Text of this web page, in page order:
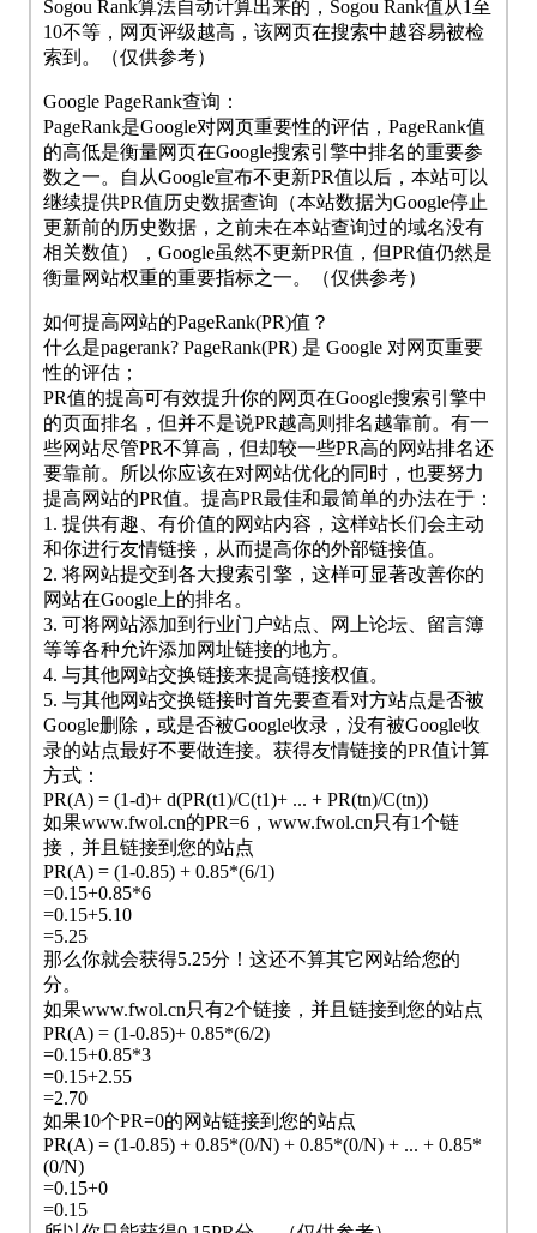
Sogou Rank算法自动计算出来的，Sogou Rank值从1至
10不等，网页评级越高，该网页在搜索中越容易被检
索到。（仅供参考）
Google PageRank查询：
PageRank是Google对网页重要性的评估，PageRank值
的高低是衡量网页在Google搜索引擎中排名的重要参
数之一。自从Google宣布不更新PR值以后，本站可以
继续提供PR值历史数据查询（本站数据为Google停止
更新前的历史数据，之前未在本站查询过的域名没有
相关数值），Google虽然不更新PR值，但PR值仍然是
衡量网站权重的重要指标之一。（仅供参考）
如何提高网站的PageRank(PR)值？
什么是pagerank? PageRank(PR) 是 Google 对网页重要
性的评估；
PR值的提高可有效提升你的网页在Google搜索引擎中
的页面排名，但并不是说PR越高则排名越靠前。有一
些网站尽管PR不算高，但却较一些PR高的网站排名还
要靠前。所以你应该在对网站优化的同时，也要努力
提高网站的PR值。提高PR最佳和最简单的办法在于：
1. 提供有趣、有价值的网站内容，这样站长们会主动
和你进行友情链接，从而提高你的外部链接值。
2. 将网站提交到各大搜索引擎，这样可显著改善你的
网站在Google上的排名。
3. 可将网站添加到行业门户站点、网上论坛、留言簿
等等各种允许添加网址链接的地方。
4. 与其他网站交换链接来提高链接权值。
5. 与其他网站交换链接时首先要查看对方站点是否被
Google删除，或是否被Google收录，没有被Google收
录的站点最好不要做连接。获得友情链接的PR值计算
方式：
PR(A) = (1-d)+ d(PR(t1)/C(t1)+ ... + PR(tn)/C(tn))
如果www.fwol.cn的PR=6，www.fwol.cn只有1个链
接，并且链接到您的站点
PR(A) = (1-0.85) + 0.85*(6/1)
=0.15+0.85*6
=0.15+5.10
=5.25
那么你就会获得5.25分！这还不算其它网站给您的
分。
如果www.fwol.cn只有2个链接，并且链接到您的站点
PR(A) = (1-0.85)+ 0.85*(6/2)
=0.15+0.85*3
=0.15+2.55
=2.70
如果10个PR=0的网站链接到您的站点
PR(A) = (1-0.85) + 0.85*(0/N) + 0.85*(0/N) + ... + 0.85*
(0/N)
=0.15+0
=0.15